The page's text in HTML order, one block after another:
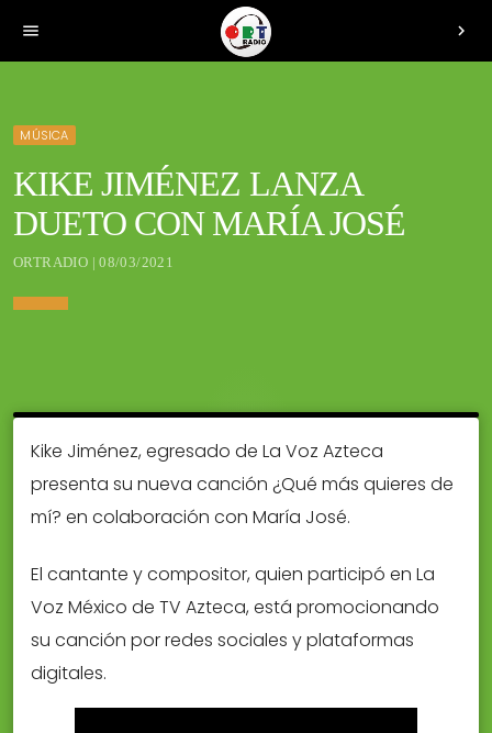
menu chevron_right
MÚSICA
KIKE JIMÉNEZ LANZA
DUETO CON MARÍA JOSÉ
ORTRADIO | 08/03/2021
Kike Jiménez, egresado de La Voz Azteca
presenta su nueva canción ¿Qué más quieres de
mí? en colaboración con María José.
El cantante y compositor, quien participó en La
Voz México de TV Azteca, está promocionando
su canción por redes sociales y plataformas
digitales.